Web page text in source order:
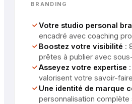
BRANDING
Votre studio personal
encadré avec coaching
Boostez votre visibilité :
prêtes à publier avec
Asseyez votre expertise :
valorisent votre savoir-faire
Une identité de marque
personnalisation